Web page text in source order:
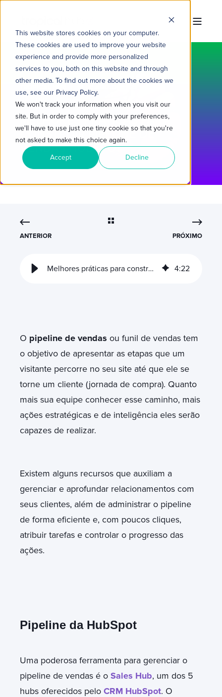
This website stores cookies on your computer.
These cookies are used to improve your website
experience and provide more personalized
services to you, both on this website and through
other media. To find out more about the cookies we
use, see our Privacy Policy.
We won't track your information when you visit our
site. But in order to comply with your preferences,
we'll have to use just one tiny cookie so that you're
not asked to make this choice again.
Accept Decline
3 MIN READ
MELHORES PRÁTICAS PARA
CONSTRUIR PIPELINE DE
VENDAS HUBSPOT
ANTERIOR PRÓXIMO
Melhores práticas para construir pipeline de vendas HubSpot 4:22
O pipeline de vendas ou funil de vendas tem
o objetivo de apresentar as etapas que um
visitante percorre no seu site até que ele se
torne um cliente (jornada de compra). Quanto
mais sua equipe conhecer esse caminho, mais
ações estratégicas e de inteligência eles serão
capazes de realizar.
Existem alguns recursos que auxiliam a
gerenciar e aprofundar relacionamentos com
seus clientes, além de administrar o pipeline
de forma eficiente e, com poucos cliques,
atribuir tarefas e controlar o progresso das
ações.
Pipeline da HubSpot
Uma poderosa ferramenta para gerenciar o
pipeline de vendas é o Sales Hub, um dos 5
hubs oferecidos pelo CRM HubSpot. O